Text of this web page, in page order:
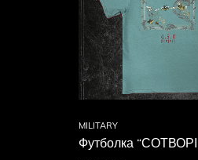
MILITARY
Футболка